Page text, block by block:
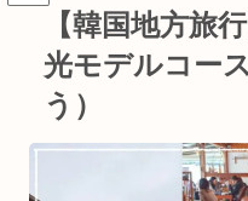
【韓国地方旅
光モデルコー
う）